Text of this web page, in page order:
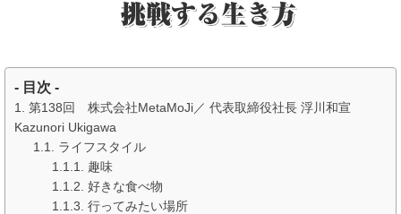
- 目次 -
第138回 株式会社MetaMoJi／ 代表取締役社長 浮川和宣
Kazunori Ukigawa
ライフスタイル
趣味
好きな食べ物
行ってみたい場所